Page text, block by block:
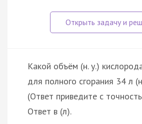
Какой объём (н. у.)
для полного сгорания 34 л
(Ответ приведите с
Ответ в (л).